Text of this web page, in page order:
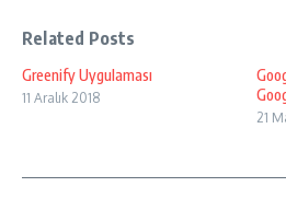
Related Posts
Greenify Uygulaması
11 Aralık 2018
21